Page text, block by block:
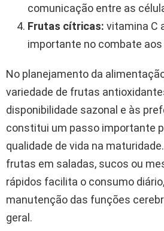
comunicação entre as
Frutas cítricas: vitamina C
importante no combate
No planejamento da
variedade de frutas
disponibilidade sazonal e às
constitui um passo importante
qualidade de vida na
frutas em saladas, sucos ou
rápidos facilita o consumo
manutenção das funções
geral.